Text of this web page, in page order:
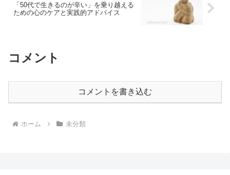
「50代で生きるのが辛い」を乗り越える
ための心のケアと実践的アドバイス
コメント
コメントを書き込む
ホーム 未分類